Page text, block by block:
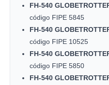
FH-540
código FIPE 5845
FH-540
código FIPE 10525
FH-540
código FIPE 5850
FH-540